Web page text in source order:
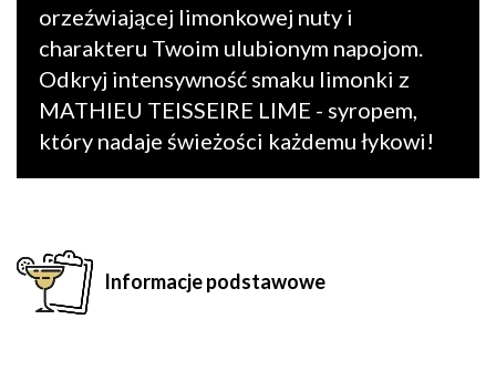
orzeźwiającej limonkowej nuty i
charakteru Twoim ulubionym napojom.
Odkryj intensywność smaku limonki z
MATHIEU TEISSEIRE LIME - syropem,
który nadaje świeżości każdemu łykowi!
Informacje podstawowe